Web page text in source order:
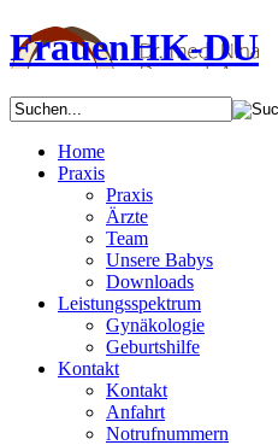
FrauenHK-DU
Home
Praxis
Praxis
Ärzte
Team
Unsere Babys
Downloads
Leistungsspektrum
Gynäkologie
Geburtshilfe
Kontakt
Kontakt
Anfahrt
Notrufnummern